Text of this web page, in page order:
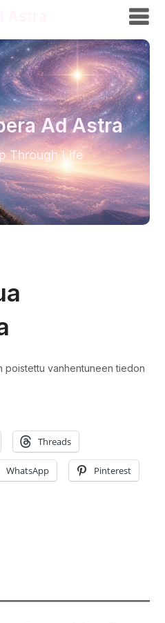
Ad Astra
Through Life
poistettu vanhentuneen tiedon
Threads
WhatsApp Pinterest